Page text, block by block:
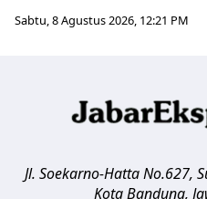
Sabtu, 8 Agustus 2026, 12:21 PM
Jl. Soekarno-Hatta No.627,
Kota Bandung,